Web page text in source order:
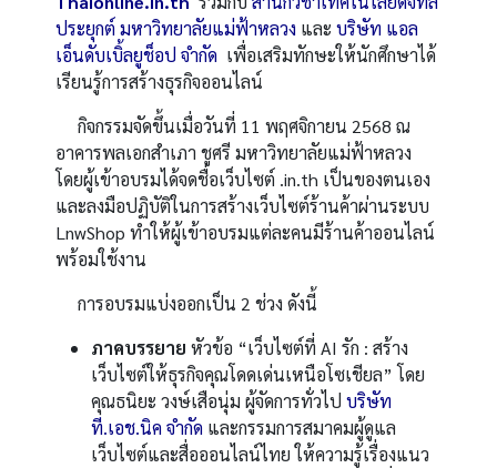
ประยุกต์มหาวิทยาลัยแม่ฟ้าหลวง และบริษัท แอล
เอ็นดับเบิ้ลยูช็อป จำกัด เพื่อเสริมทักษะให้นักศึกษาได้
เรียนรู้การสร้างธุรกิจออนไลน์
กิจกรรมจัดขึ้นเมื่อวันที่ 11 พฤศจิกายน 2568 ณ
อาคารพลเอกสำเภา ชูศรี มหาวิทยาลัยแม่ฟ้าหลวง
โดยผู้เข้าอบรมได้จดชื่อเว็บไซต์ .in.th เป็นของตนเอง
และลงมือปฏิบัติในการสร้างเว็บไซต์ร้านค้าผ่านระบบ
LnwShop ทำให้ผู้เข้าอบรมแต่ละคนมีร้านค้าออนไลน์
พร้อมใช้งาน
การอบรมแบ่งออกเป็น 2 ช่วง ดังนี้
ภาคบรรยาย หัวข้อ “เว็บไซต์ที่ AI รัก : สร้าง
เว็บไซต์ให้ธุรกิจคุณโดดเด่นเหนือโซเชียล” โดย
คุณธนิยะ วงษ์เสือนุ่ม ผู้จัดการทั่วไปบริษัท
ที.เอช.นิค จำกัด และกรรมการสมาคมผู้ดูแล
เว็บไซต์และสื่อออนไลน์ไทย ให้ความรู้เรื่องแนว